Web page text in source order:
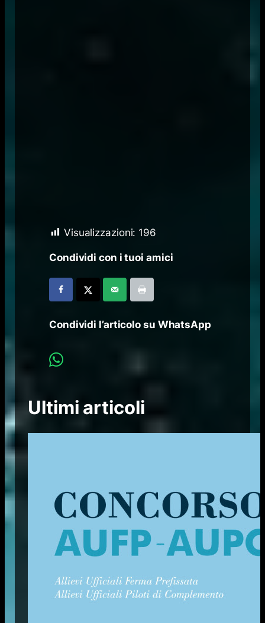
Visualizzazioni: 196
Condividi con i tuoi amici
Condividi l’articolo su WhatsApp
Ultimi articoli